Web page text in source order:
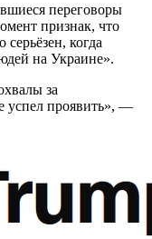
переговоры
признак, что
серьёзен, когда
на Украине».
за
успел проявить», —